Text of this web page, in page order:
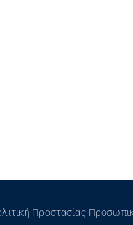
Προστασίας